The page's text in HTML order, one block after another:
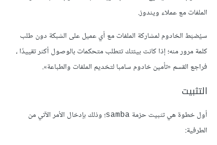
الملفات مع عملاء ويندوز.
سيُضبَط الخادوم لمشاركة الملفات مع أي عميل على الشبكة دون طلب
كلمة مرور منه؛ إذا كانت بيئتك تتطلب متحكمات بالوصول أكثر تقييدًا ،
فراجع القسم «تأمين خادوم سامبا لتخديم الملفات والطباعة».
التثبيت
أول خطوة هي تثبيت حزمة samba؛ وذلك بإدخال الأمر الآتي من
الطرفية: